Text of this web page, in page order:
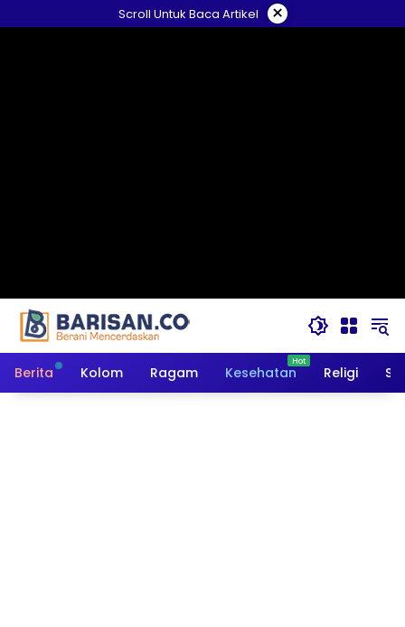
ke
Scroll Untuk Baca Artikel ×
Berita Kolom Ragam Kesehatan Religi